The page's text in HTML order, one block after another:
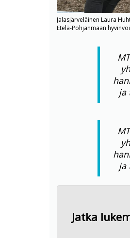
Jalasjärveläinen Laura
Etelä-Pohjanmaan
ja
ja
Jatka